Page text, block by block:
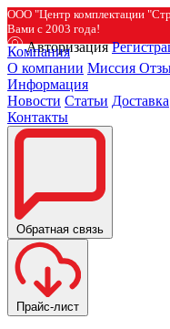
ООО "Центр комплектации
Вами с 2003 года!
Авторизация
Компания
О компании Миссия
Информация
Новости Статьи Доставка
Контакты
Обратная связь
Прайс-лист